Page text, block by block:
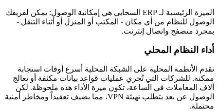
الميزة الرئيسية لـ ERP السحابي هي إمكانية الوصول: يمكن لفريقك
الوصول للنظام من أي مكان - المكتب أو المنزل أو أثناء التنقل -
بمجرد متصفح واتصال إنترنت.
أداء النظام المحلي
تقدم الأنظمة المحلية على الشبكة المحلية أسرع أوقات استجابة
ممكنة. للشركات التي تُجري عمليات قواعد بيانات مكثفة أو تعالج
آلاف المعاملات في الساعة، تكون ميزة الأداء هذه ملحوظة. لكن
الوصول عن بعد يتطلب تهيئة VPN، مما يضيف تعقيداً ومخاطر أمنية
محتملة.